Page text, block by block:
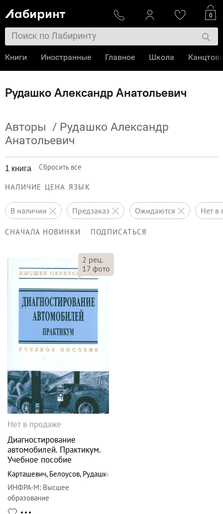
Рудашко Александр Анатольевич
Авторы / Рудашко Александр
Анатольевич
1 книга Сбросить все
НАЛИЧИЕ ЦЕНА ЯЗЫК
в наличии предзаказ ожидаются нет
СНАЧАЛА НОВИНКИ ПОДПИСАТЬСЯ
2 рец.
17 фото
Нет в продаже
Диагностирование
автомобилей. Практикум.
Учебное пособие
Карташевич, Белоусов, Рудашко
ИНФРА-М: Высшее
образование
0
Книги Иностранные Главное Школа